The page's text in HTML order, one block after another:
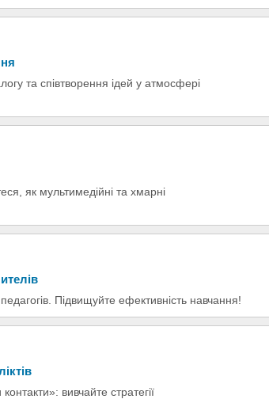
та співтворення ідей у атмосфері
як мультимедійні та хмарні
Підвищуйте ефективність навчання!
вивчайте стратегії